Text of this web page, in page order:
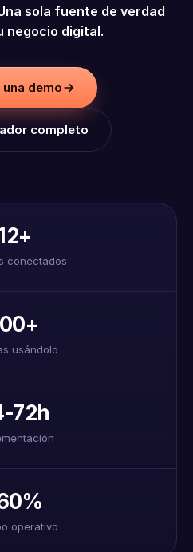
sola fuente de verdad
negocio digital.
demo
completo
conectados
usándolo
72h
operativo